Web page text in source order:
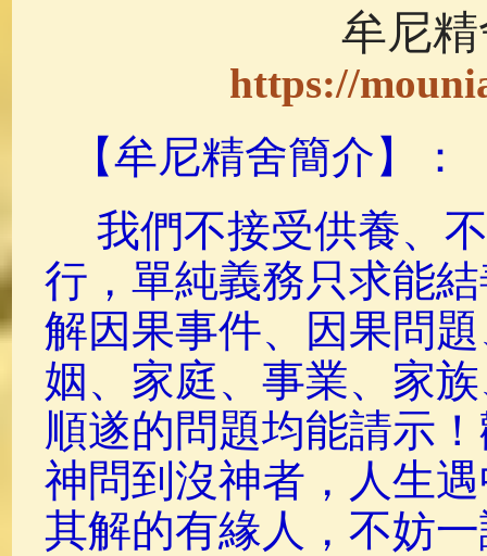
牟尼
https://
【牟尼精舍簡介】：
我們不接受供養、
行，單純義務只求能
解因果事件、因果問
姻、家庭、事業、家
順遂的問題均能請示
神問到沒神者，人生
其解的有緣人，不妨